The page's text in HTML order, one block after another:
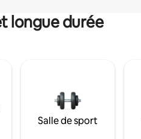
longue durée
Salle de sport